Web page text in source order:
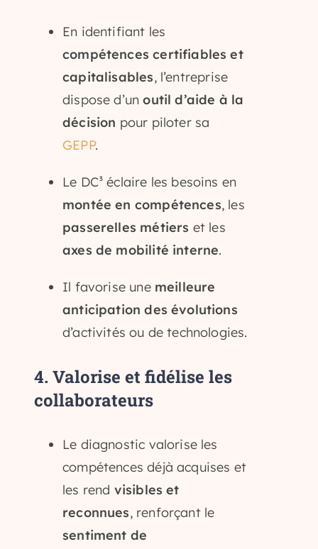
En identifiant les
compétences certifiables et
capitalisables, l’entreprise
dispose d’unoutil d’aide à la
décision pour piloter sa
GEPP.
Le DC³ éclaire les besoins en
montée en compétences, les
passerelles métiers et les
axes de mobilité interne.
Il favorise une meilleure
anticipation des évolutions
d’activités ou de technologies.
4. Valorise et fidélise les
collaborateurs
Le diagnostic valorise les
compétences déjà acquises et
les rend visibles et
reconnues, renforçant le
sentiment de